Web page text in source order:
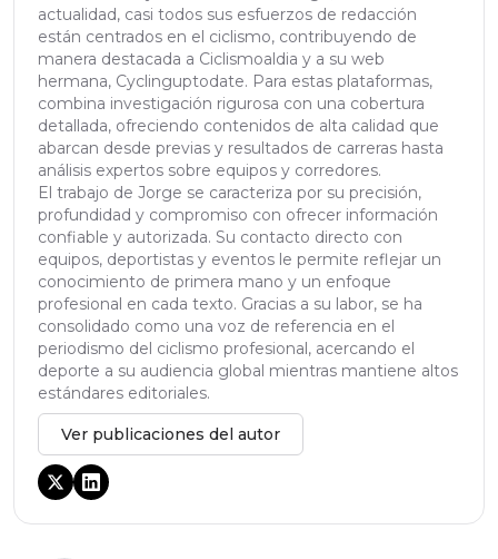
actualidad, casi todos sus esfuerzos de redacción
están centrados en el ciclismo, contribuyendo de
manera destacada a Ciclismoaldia y a su web
hermana, Cyclinguptodate. Para estas plataformas,
combina investigación rigurosa con una cobertura
detallada, ofreciendo contenidos de alta calidad que
abarcan desde previas y resultados de carreras hasta
análisis expertos sobre equipos y corredores.
El trabajo de Jorge se caracteriza por su precisión,
profundidad y compromiso con ofrecer información
confiable y autorizada. Su contacto directo con
equipos, deportistas y eventos le permite reflejar un
conocimiento de primera mano y un enfoque
profesional en cada texto. Gracias a su labor, se ha
consolidado como una voz de referencia en el
periodismo del ciclismo profesional, acercando el
deporte a su audiencia global mientras mantiene altos
estándares editoriales.
Ver publicaciones del autor